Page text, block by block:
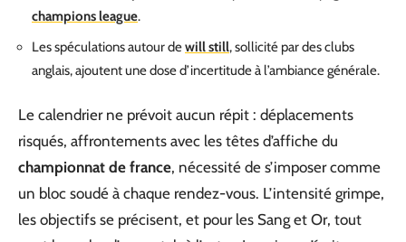
champions league.
Les spéculations autour dewill still, sollicité par des clubs
anglais, ajoutent une dose d’incertitude à l’ambiance générale.
Le calendrier ne prévoit aucun répit : déplacements
risqués, affrontements avec les têtes d’affiche du
championnat de france, nécessité de s’imposer comme
un bloc soudé à chaque rendez-vous. L’intensité grimpe,
les objectifs se précisent, et pour les Sang et Or, tout